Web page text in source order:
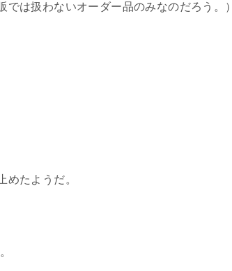
では扱わないオーダー品のみなのだろう。）
めたようだ。